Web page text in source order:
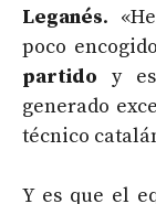
Leganés.
poco
partido y
generado
técnico
Y es que el